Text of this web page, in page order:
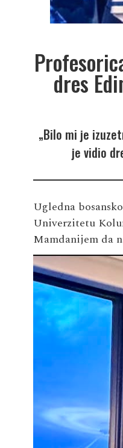
dres
„Bilo mi je
je vidio
Ugledna
Univerzitetu
Mamdanijem da